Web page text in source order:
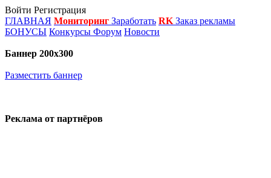
Войти Регистрация
ГЛАВНАЯ Мониторинг Заработать RK Заказ рекламы
БОНУСЫ Конкурсы Форум Новости
Баннер 200х300
Разместить баннер
Реклама от партнёров